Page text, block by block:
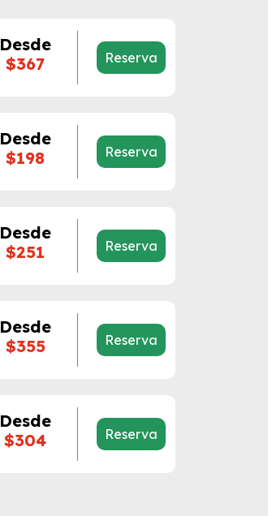
Desde
$367
Reserva
Desde
$198
Reserva
Desde
$251
Reserva
Desde
$355
Reserva
Desde
$304
Reserva